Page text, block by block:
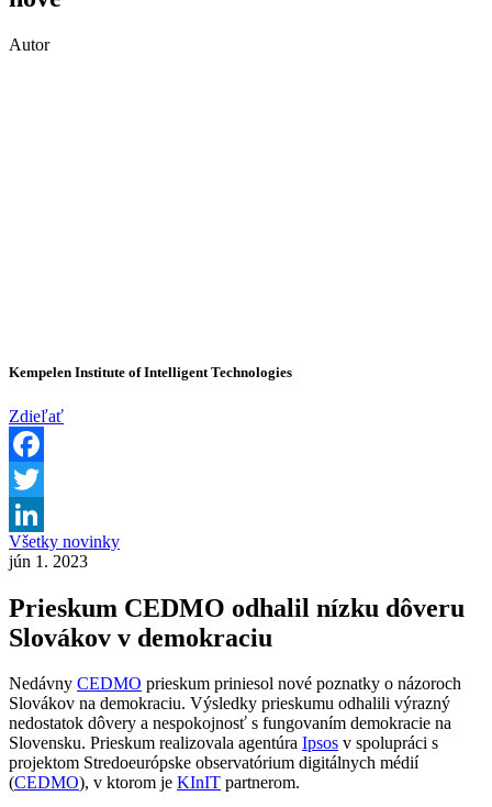
Autor
Kempelen Institute of Intelligent Technologies
Zdieľať
Facebook
Twitter
LinkedIn
Všetky novinky
jún 1. 2023
Prieskum CEDMO odhalil nízku dôveru
Slovákov v demokraciu
Nedávny CEDMO prieskum priniesol nové poznatky o názoroch
Slovákov na demokraciu. Výsledky prieskumu odhalili výrazný
nedostatok dôvery a nespokojnosť s fungovaním demokracie na
Slovensku. Prieskum realizovala agentúra Ipsos v spolupráci s
projektom Stredoeurópske observatórium digitálnych médií
(CEDMO), v ktorom je KInIT partnerom.